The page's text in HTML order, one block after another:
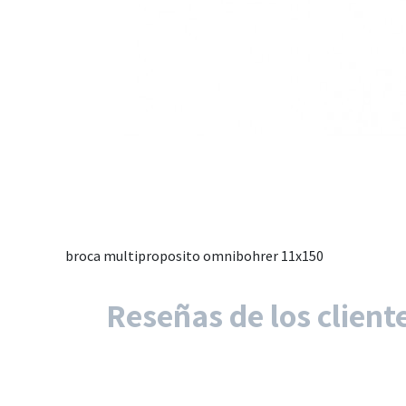
broca multiproposito omnibohrer 11x150
Reseñas de los